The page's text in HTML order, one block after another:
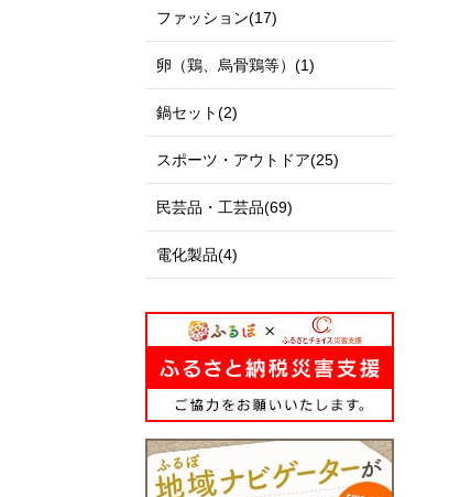
ファッション(17)
卵（鶏、烏骨鶏等）(1)
鍋セット(2)
スポーツ・アウトドア(25)
民芸品・工芸品(69)
電化製品(4)